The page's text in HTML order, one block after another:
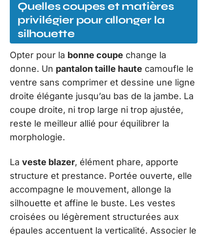
Quelles coupes et matières
privilégier pour allonger la
silhouette
Opter pour la bonne coupe change la
donne. Un pantalon taille haute camoufle le
ventre sans comprimer et dessine une ligne
droite élégante jusqu’au bas de la jambe. La
coupe droite, ni trop large ni trop ajustée,
reste le meilleur allié pour équilibrer la
morphologie.
La veste blazer, élément phare, apporte
structure et prestance. Portée ouverte, elle
accompagne le mouvement, allonge la
silhouette et affine le buste. Les vestes
croisées ou légèrement structurées aux
épaules accentuent la verticalité. Associer le